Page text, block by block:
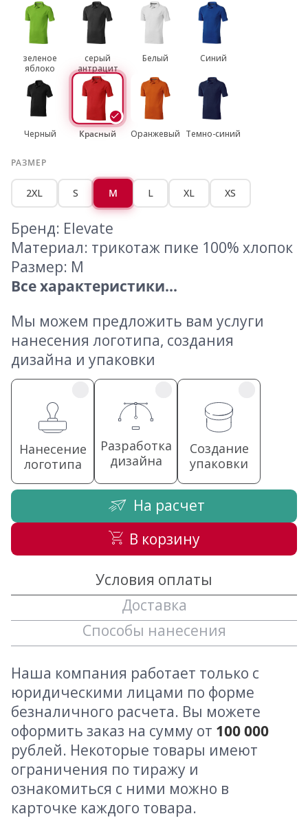
зеленое
яблоко
серый
антрацит
Белый Синий
Черный Красный Оранжевый Темно-синий
РАЗМЕР
2XL S M L XL XS
Бренд: Elevate
Материал: трикотаж пике 100% хлопок
Размер: M
Все характеристики...
Мы можем предложить вам услуги
нанесения логотипа, создания
дизайна и упаковки
Нанесение
логотипа
Разработка
дизайна
Создание
упаковки
На расчет
В корзину
Условия оплаты
Доставка
Способы нанесения
Наша компания работает только с
юридическими лицами по форме
безналичного расчета. Вы можете
оформить заказ на сумму от 100 000
рублей. Некоторые товары имеют
ограничения по тиражу и
ознакомиться с ними можно в
карточке каждого товара.